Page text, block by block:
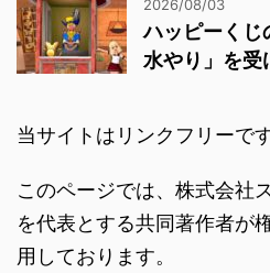
2026/08/03
ハッピーくじ
水やり」を受
当サイトはリンクフリーで
このページでは、株式会社
を代表とする共同著作者が
用しております。